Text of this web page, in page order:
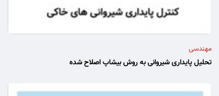
مهندسی
تحلیل پایداری شیروانی به روش بیشاپ اصلاح شده